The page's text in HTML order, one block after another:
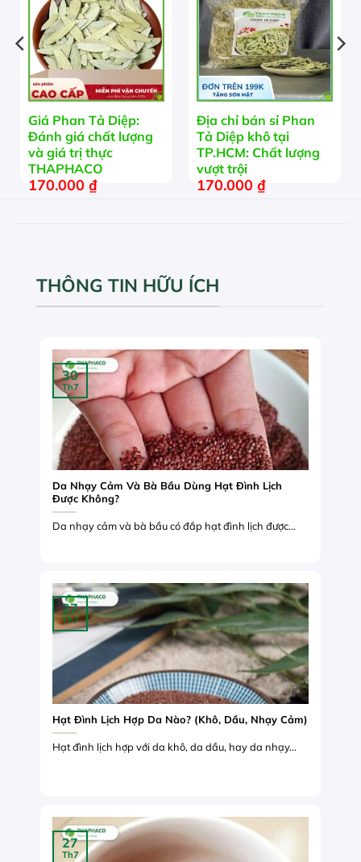
Giá Phan Tả Diệp:
Đánh giá chất lượng
và giá trị thực
THAPHACO
170.000 ₫
Địa chỉ bán sỉ Phan
Tả Diệp khô tại
TP.HCM: Chất lượng
vượt trội
170.000 ₫
THÔNG TIN HỮU ÍCH
Da Nhạy Cảm Và Bà Bầu Dùng Hạt Đình Lịch
Được Không?
Da nhạy cảm và bà bầu có đắp hạt đình lịch được...
30
Th7
Hạt Đình Lịch Hợp Da Nào? (Khô, Dầu, Nhạy Cảm)
Hạt đình lịch hợp với da khô, da dầu, hay da nhạy...
27
Th7
27
Th7